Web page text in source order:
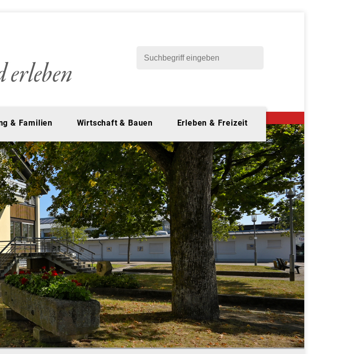
& Familien Wirtschaft & Bauen Erleben & Freizeit